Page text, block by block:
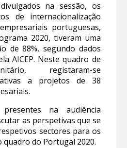
na sessão, os
de internacionalização
portuguesas,
2020, tiveram uma
de 88%, segundo dados
AICEP. Neste quadro de
registaram-se
a projetos de 38
presentes na audiência
as perspetivas que se
sectores para os
do Portugal 2020.